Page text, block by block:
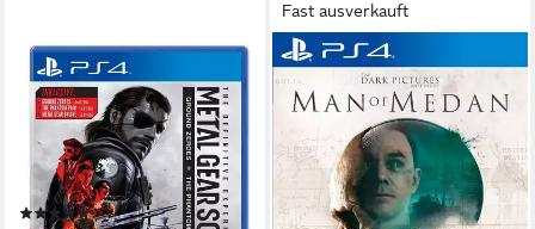
KONAMI
Metal Gear Solid V: The
Definitive Edition
PlayStation 4 Plattform
USK-Freigabe
Action Genre
(15)
Fast ausverkauft
BANDAI NAMCO
The Dark Pictures - Man of
Medan [PlayStation 4, DE
USK]
keine Jugendfreigabe (ab 18 Jahren)
Bandai Namco Publisher
Rollenspiele, Adventure Genre